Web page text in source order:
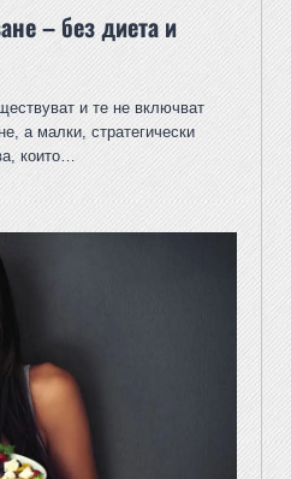
– без диета и
и те не включват
а малки, стратегически
които…